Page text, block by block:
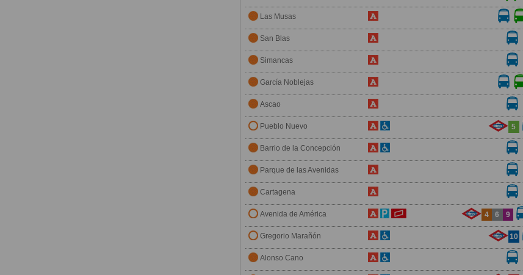
Las Musas
San Blas
Simancas
García Noblejas
Ascao
Pueblo Nuevo 5
Barrio de la Concepción
Parque de las Avenidas
Cartagena
Avenida de América 4 6 9
Gregorio Marañón 10
Alonso Cano